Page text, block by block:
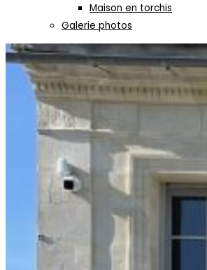
Maison en torchis
Galerie photos